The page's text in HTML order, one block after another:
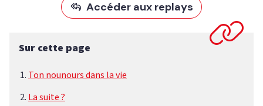
Accéder aux replays
Sur cette page
Ton nounours dans la vie
La suite ?